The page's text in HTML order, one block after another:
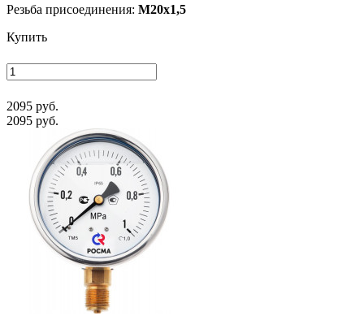
Резьба присоединения: M20x1,5
Купить
2095 руб.
2095 руб.